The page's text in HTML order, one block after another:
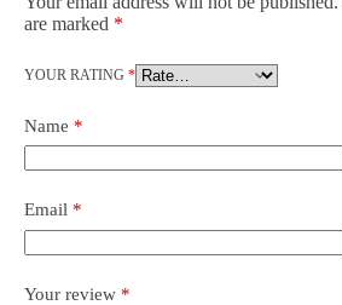
are marked *
YOUR RATING *
Name *
Email *
Your review *